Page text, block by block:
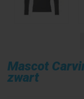
Mascot
zwart